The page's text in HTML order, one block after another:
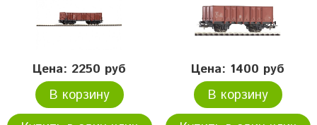
Цена: 2250 руб
В корзину
Цена: 1400 руб
В корзину